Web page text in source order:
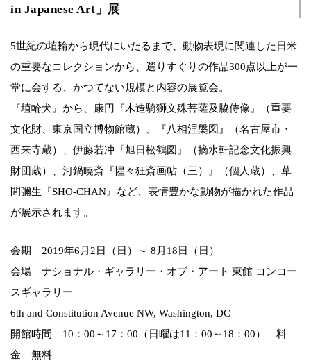
in Japanese Art」展
5世紀の埴輪から現代にいたるまで、動物表現に関連した日米
の重要なコレクションから、選りすぐりの作品300点以上が一
堂に会する、かつてない規模と内容の展覧会。
『埴輪犬』から、康円『木造騎獅文殊菩薩及脇侍像』（重要
文化財、東京国立博物館蔵）、『八相涅槃図』（名古屋市・
西来寺蔵）、伊藤若冲『旭日松鶴図』（摘水軒記念文化振興
財団蔵）、河鍋暁斎『惺々狂斎画帖（三）』（個人蔵）、草
間彌生『SHO-CHAN』など、表情豊かな動物が描かれた作品
が展示されます。
会期 2019年6月2日（日）～ 8月18日（日）
会場 ナショナル・ギャラリー・オブ・アート 東館 コンコー
スギャラリー
6th and Constitution Avenue NW, Washington, DC
開館時間 10：00～17：00（日曜は11：00～18：00） 料
金 無料